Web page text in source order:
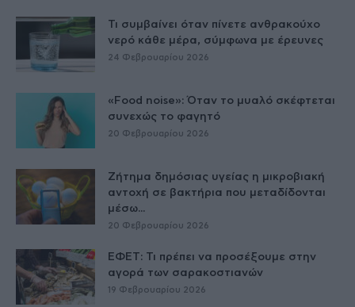
Τι συμβαίνει όταν πίνετε ανθρακούχο
νερό κάθε μέρα, σύμφωνα με έρευνες
24 Φεβρουαρίου 2026
«Food noise»: Όταν το μυαλό σκέφτεται
συνεχώς το φαγητό
20 Φεβρουαρίου 2026
Ζήτημα δημόσιας υγείας η μικροβιακή
αντοχή σε βακτήρια που μεταδίδονται
μέσω...
20 Φεβρουαρίου 2026
ΕΦΕΤ: Τι πρέπει να προσέξουμε στην
αγορά των σαρακοστιανών
19 Φεβρουαρίου 2026